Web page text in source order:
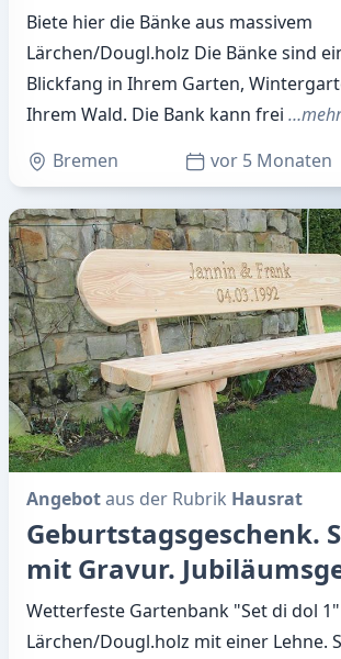
Biete hier die Bänke aus massivem
Lärchen/Dougl.holz Die Bänke sind
Blickfang in Ihrem Garten,
Ihrem Wald. Die Bank kann frei …mehr
Bremen
vor 5 Monaten
Angebotaus der Rubrik Hausrat
Geburtstagsgeschenk.
mit Gravur.
Wetterfeste Gartenbank "Set di dol
Lärchen/Dougl.holz mit einer Lehne.